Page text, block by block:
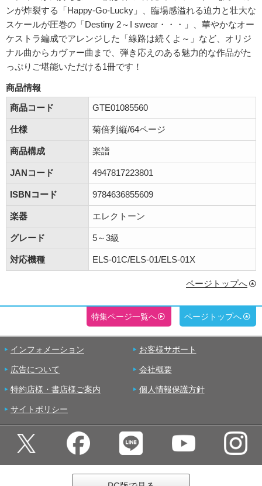
ンが炸裂する「Happy-Go-Lucky」、臨場感溢れる迫力と壮大な
スケールが圧巻の「Destiny 2～I swear・・・」、華やかなオー
ケストラ編成でアレンジした「線路は続くよ～」など、オリジ
ナル曲からカヴァー曲まで、弾き応えのある魅力的な作品がた
っぷりご堪能いただける1冊です！
商品情報
商品コード
GTE01085560
仕様 菊倍判縦/64ページ
商品構成 楽譜
JANコード 4947817223801
ISBNコード 9784636855609
楽器 エレクトーン
グレード 5～3級
対応機種 ELS-01C/ELS-01/ELS-01X
ページトップへ
特集ページ一覧へ ページトップへ
インフォメーション お客様サポート
広告について 会社概要
特約店様・書店様ご案内 個人情報保護方針
サイトポリシー